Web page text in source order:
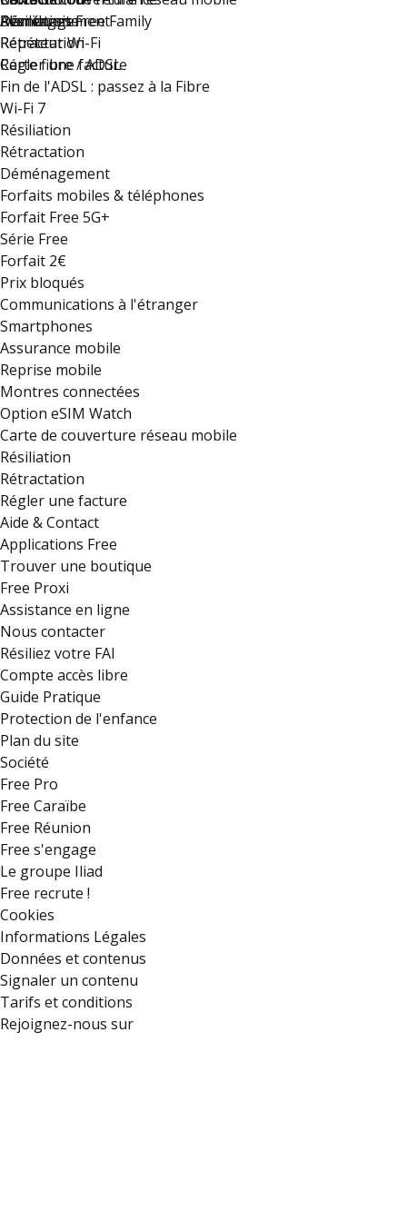
Déménagement
Résiliation
Rétractation
Régler une facture
Plan du site
Avantages Free Family
Répéteur Wi-Fi
Carte fibre / ADSL
Fin de l'ADSL : passez à la Fibre
Wi-Fi 7
Résiliation
Rétractation
Déménagement
Forfaits mobiles & téléphones
Forfait Free 5G+
Série Free
Forfait 2€
Prix bloqués
Communications à l'étranger
Smartphones
Assurance mobile
Reprise mobile
Montres connectées
Option eSIM Watch
Carte de couverture réseau mobile
Résiliation
Rétractation
Régler une facture
Aide & Contact
Applications Free
Trouver une boutique
Free Proxi
Assistance en ligne
Nous contacter
Résiliez votre FAI
Compte accès libre
Guide Pratique
Protection de l'enfance
Plan du site
Société
Free Pro
Free Caraïbe
Free Réunion
Free s'engage
Le groupe Iliad
Free recrute !
Cookies
Informations Légales
Données et contenus
Signaler un contenu
Tarifs et conditions
Rejoignez-nous sur